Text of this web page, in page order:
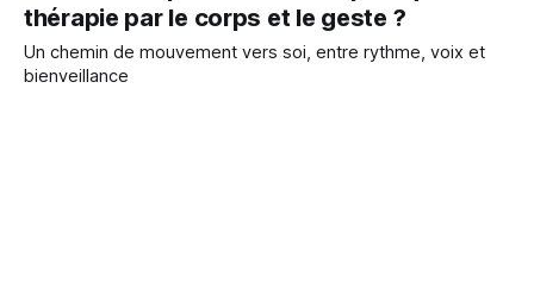
thérapie par le corps et le geste ?
Un chemin de mouvement vers soi, entre rythme, voix et
bienveillance